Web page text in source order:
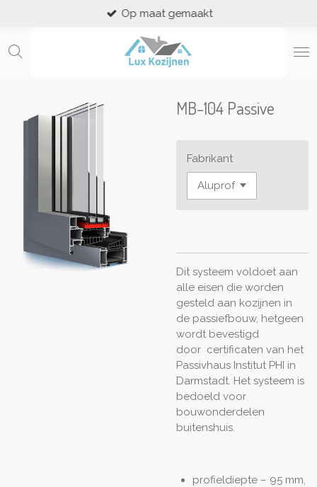
naar
Op maat gemaakt
MB-104 Passive
Fabrikant
Dit systeem voldoet aan
alle eisen die worden
gesteld aan kozijnen in
de passiefbouw, hetgeen
wordt bevestigd
door certificaten van het
Passivhaus Institut PHI in
Darmstadt. Het systeem is
bedoeld voor
bouwonderdelen
buitenshuis.
profieldiepte – 95 mm,